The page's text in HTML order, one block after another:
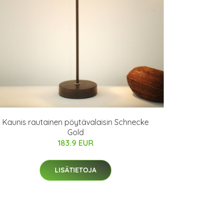
Kaunis rautainen pöytävalaisin Schnecke
Gold
183.9 EUR
LISÄTIETOJA